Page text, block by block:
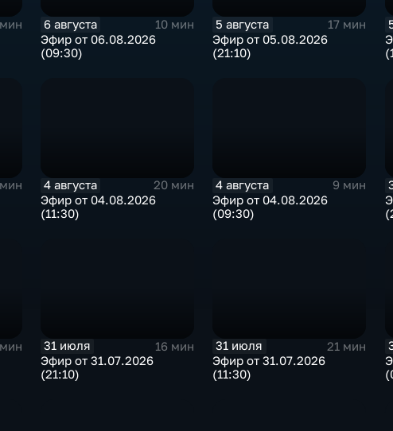
6 августа
10 мин
Эфир от 06.08.2026
(09:30)
5 августа
17 мин
Эфир от 05.08.2026
(21:10)
4 августа
20 мин
Эфир от 04.08.2026
(11:30)
4 августа
9 мин
Эфир от 04.08.2026
(09:30)
31 июля
16 мин
Эфир от 31.07.2026
(21:10)
31 июля
21 мин
Эфир от 31.07.2026
(11:30)